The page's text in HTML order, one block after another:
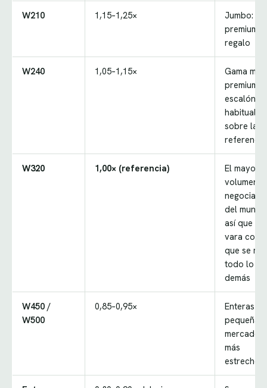
W210 1,15–1,25×
Jumbo:
premium y
regalo
W240 1,05–1,15×
Gama
premium,
escalón
habitual
sobre la
referencia
W320 1,00× (referencia)
El mayor
volumen
negociado
del
así que es
vara con
que se
todo lo
demás
W450 /
W500
0,85–0,95×
Enteras
pequeñas,
mercado
más
estrecho